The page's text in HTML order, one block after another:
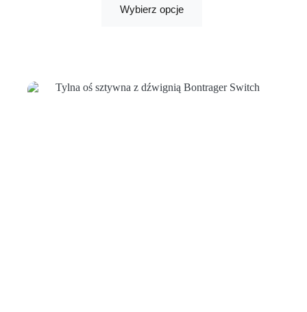
Wybierz opcje